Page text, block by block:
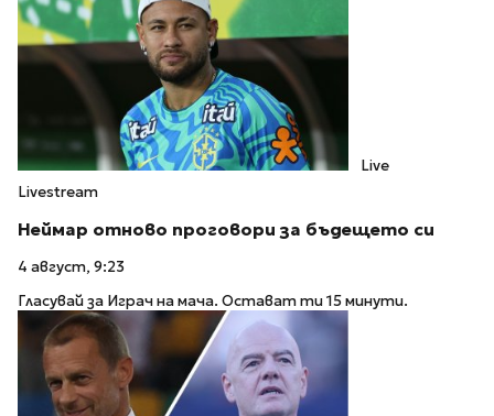
Live
Livestream
Неймар отново проговори за бъдещето си
4 август, 9:23
Гласувай за Играч на мача. Остават ти 15 минути.